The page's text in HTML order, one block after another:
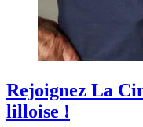
Rejoignez La
lilloise !